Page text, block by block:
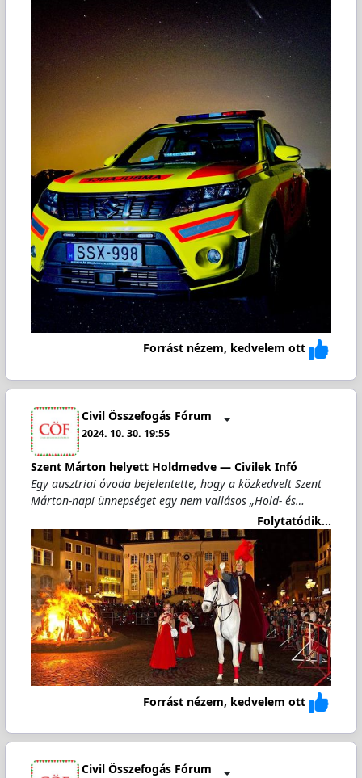
Forrást nézem, kedvelem ott
Civil Összefogás Fórum
2024. 10. 30. 19:55
Szent Márton helyett Holdmedve — Civilek Infó
Egy ausztriai óvoda bejelentette, hogy a közkedvelt Szent
Márton-napi ünnepséget egy nem vallásos „Hold- és…
Folytatódik...
Forrást nézem, kedvelem ott
Civil Összefogás Fórum